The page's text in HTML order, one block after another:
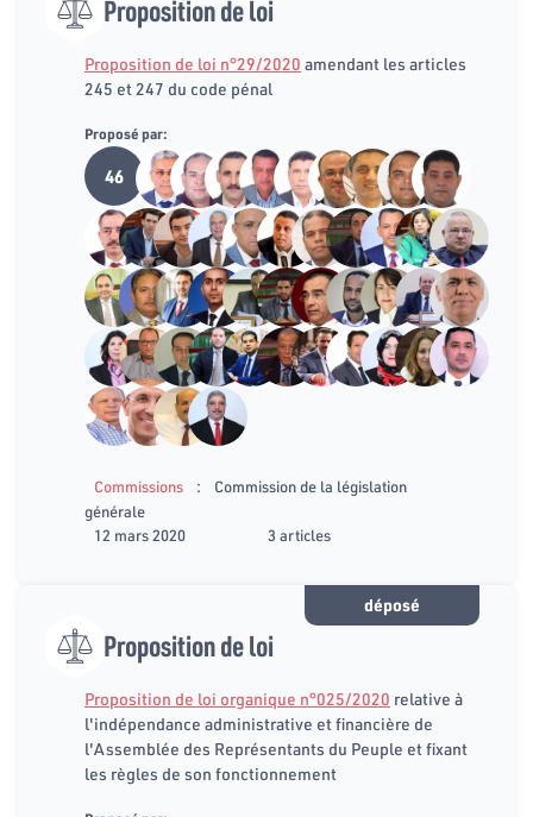
Proposition de loi
Proposition de loi n°29/2020 amendant les articles
245 et 247 du code pénal
Proposé par:
46
Commissions :
Commission de la législation
générale
12 mars 2020
3 articles
déposé
Proposition de loi
Proposition de loi organique n°025/2020 relative à
l'indépendance administrative et financière de
l'Assemblée des Représentants du Peuple et fixant
les règles de son fonctionnement